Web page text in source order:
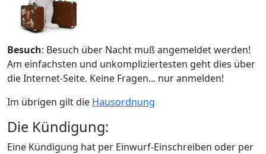
Besuch: Besuch über Nacht muß angemeldet werden!
Am einfachsten und unkompliziertesten geht dies über
die Internet-Seite. Keine Fragen... nur anmelden!
Im übrigen gilt die Hausordnung
Die Kündigung:
Eine Kündigung hat per Einwurf-Einschreiben oder per